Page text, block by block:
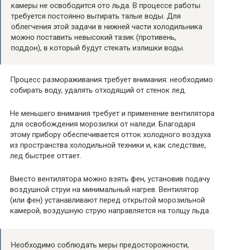
камеры не освободится ото льда. В процессе работы
требуется постоянно вытирать талые воды. Для
облегчения этой задачи в нижней части холодильника
можно поставить невысокий тазик (противень,
поддон), в который будут стекать излишки воды.
Процесс размораживания требует внимания: необходимо
собирать воду, удалять отходящий от стенок лед.
Не меньшего внимания требует и применение вентилятора
для освобождения морозилки от наледи. Благодаря
этому прибору обеспечивается отток холодного воздуха
из пространства холодильной техники и, как следствие,
лед быстрее оттает.
Вместо вентилятора можно взять фен, установив подачу
воздушной струи на минимальный нагрев. Вентилятор
(или фен) устанавливают перед открытой морозильной
камерой, воздушную струю направляется на толщу льда.
Необходимо соблюдать меры предосторожности,